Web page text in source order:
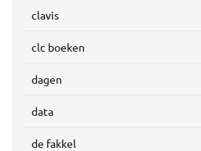
clavis
clc boeken
dagen
data
de fakkel